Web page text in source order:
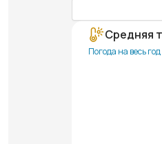
Средняя
Погода на весь год